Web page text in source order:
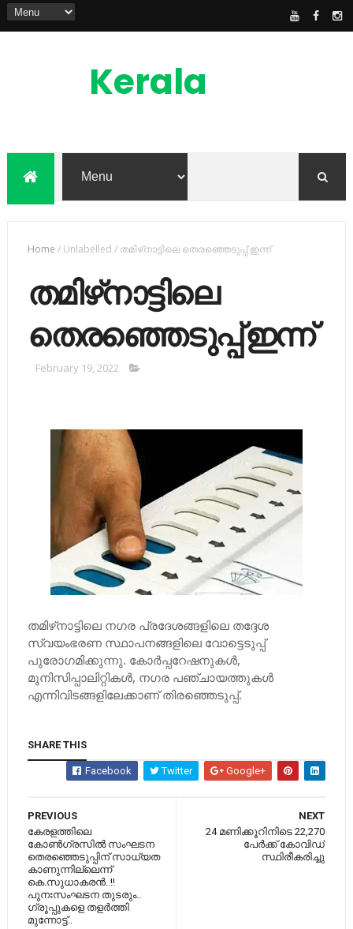
Kerala
Feed
Home /Unlabelled / തമിഴ്‌നാട്ടിലെ തെരഞ്ഞെടുപ്പ് ഇന്ന്
തമിഴ്‌നാട്ടിലെ
തെരഞ്ഞെടുപ്പ് ഇന്ന്
February 19, 2022
തമിഴ്‌നാട്ടിലെ നഗര പ്രദേശങ്ങളിലെ തദ്ദേശ
സ്വയംഭരണ സ്ഥാപനങ്ങളിലെ വോട്ടെടുപ്പ്
പുരോഗമിക്കുന്നു. കോര്‍പ്പറേഷനുകള്‍,
മുനിസിപ്പാലിറ്റികള്‍, നഗര പഞ്ചായത്തുകള്‍
എന്നിവിടങ്ങളിലേക്കാണ് തിരഞ്ഞെടുപ്പ്.
SHARE THIS
Facebook Twitter Google+
NEXT
24 മണിക്കൂറിനിടെ 22,270
പേര്‍ക്ക് കോവിഡ്
സ്ഥിരീകരിച്ചു
PREVIOUS
കേരളത്തിലെ
കോണ്‍ഗ്രസില്‍ സംഘടന
തെരഞ്ഞെടുപ്പിന് സാധ്യത
കാണുന്നില്ലെന്ന്
കെ.സുധാകരൻ..!!
പുനഃസംഘടന തുടരും..
ഗ്രൂപ്പുകളെ തളർത്തി
മുന്നോട്ട്..